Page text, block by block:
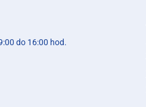
do 16:00 hod.